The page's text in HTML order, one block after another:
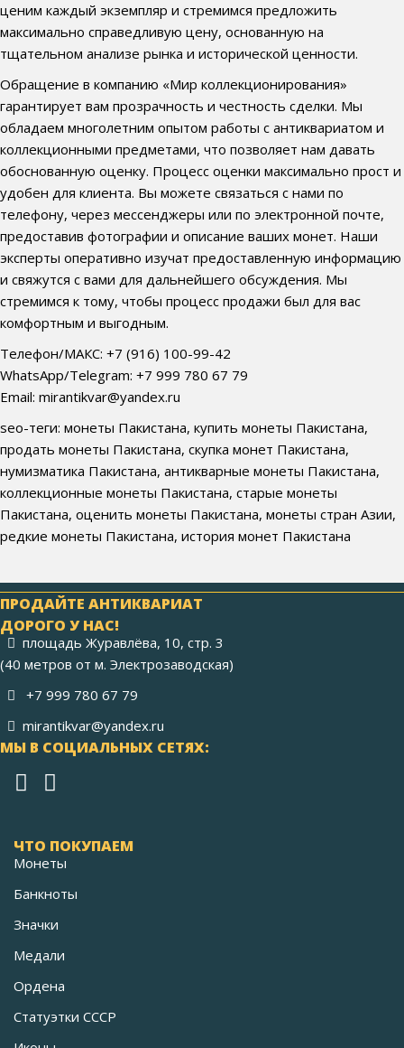
ценим каждый экземпляр и стремимся предложить
максимально справедливую цену, основанную на
тщательном анализе рынка и исторической ценности.
Обращение в компанию «Мир коллекционирования»
гарантирует вам прозрачность и честность сделки. Мы
обладаем многолетним опытом работы с антиквариатом и
коллекционными предметами, что позволяет нам давать
обоснованную оценку. Процесс оценки максимально прост и
удобен для клиента. Вы можете связаться с нами по
телефону, через мессенджеры или по электронной почте,
предоставив фотографии и описание ваших монет. Наши
эксперты оперативно изучат предоставленную информацию
и свяжутся с вами для дальнейшего обсуждения. Мы
стремимся к тому, чтобы процесс продажи был для вас
комфортным и выгодным.
Телефон/МАКС: +7 (916) 100-99-42
WhatsApp/Telegram: +7 999 780 67 79
Email: mirantikvar@yandex.ru
seo-теги: монеты Пакистана, купить монеты Пакистана,
продать монеты Пакистана, скупка монет Пакистана,
нумизматика Пакистана, антикварные монеты Пакистана,
коллекционные монеты Пакистана, старые монеты
Пакистана, оценить монеты Пакистана, монеты стран Азии,
редкие монеты Пакистана, история монет Пакистана
ПРОДАЙТЕ АНТИКВАРИАТ
ДОРОГО У НАС!
площадь Журавлёва, 10, стр. 3
(40 метров от м. Электрозаводская)
+7 999 780 67 79
mirantikvar@yandex.ru
МЫ В СОЦИАЛЬНЫХ СЕТЯХ:
ЧТО ПОКУПАЕМ
Монеты
Банкноты
Значки
Медали
Ордена
Статуэтки СССР